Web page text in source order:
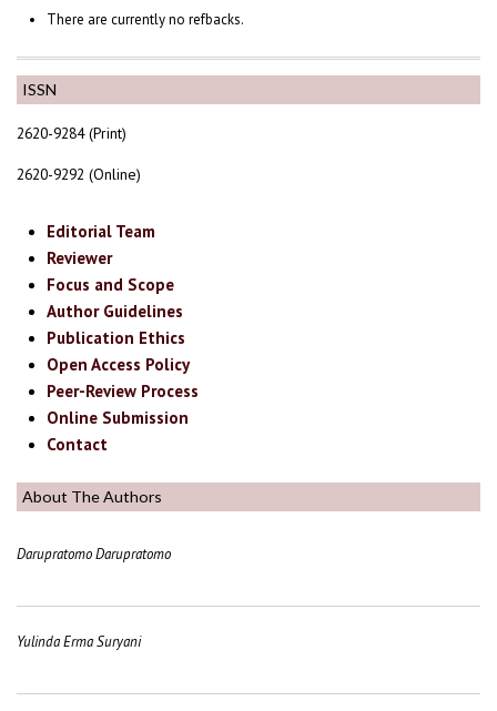
ISSN
2620-9284 (Print)
2620-9292 (Online)
Editorial Team
Reviewer
Focus and Scope
Author Guidelines
Publication Ethics
Open Access Policy
Peer-Review Process
Online Submission
Contact
About The Authors
Darupratomo Darupratomo
Yulinda Erma Suryani
There are currently no refbacks.